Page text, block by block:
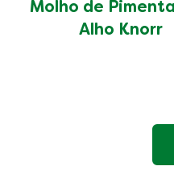
Molho de
Alho Knorr